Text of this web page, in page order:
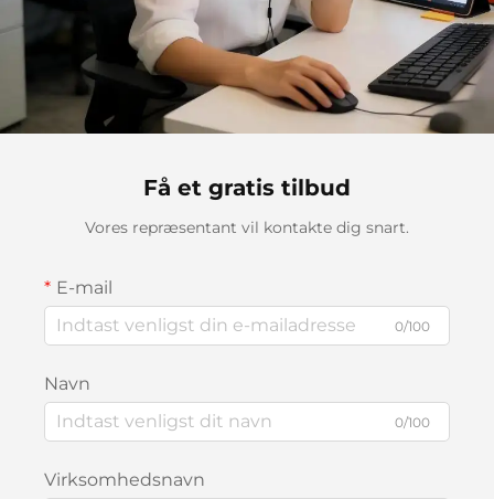
Få et gratis tilbud
Vores repræsentant vil kontakte dig snart.
E-mail
0/100
Navn
0/100
Virksomhedsnavn